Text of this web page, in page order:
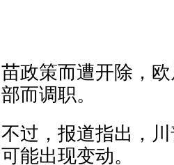
苗政策而遭开除，
部而调职。
不过，报道指出，
可能出现变动。